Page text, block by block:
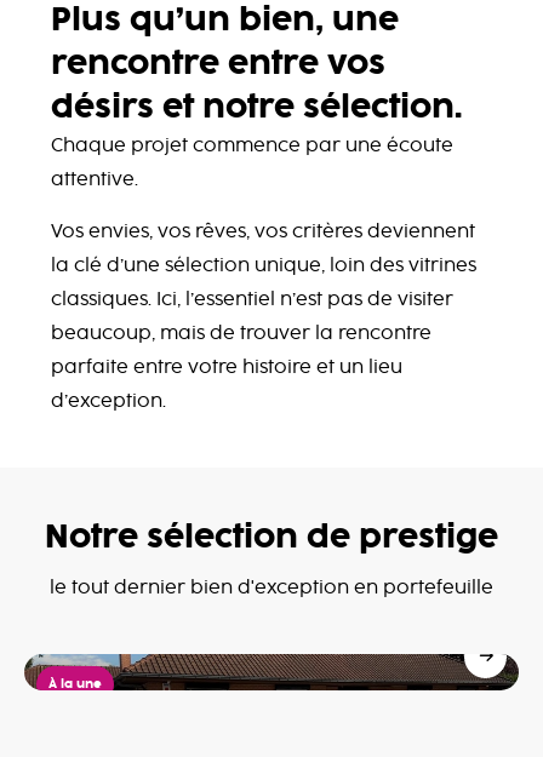
Plus qu’un bien, une
rencontre entre vos
désirs et notre sélection.
Chaque projet commence par une écoute
attentive.
Vos envies, vos rêves, vos critères deviennent
la clé d’une sélection unique, loin des vitrines
classiques. Ici, l’essentiel n’est pas de visiter
beaucoup, mais de trouver la rencontre
parfaite entre votre histoire et un lieu
d’exception.
Notre sélection de prestige
le tout dernier bien d'exception en portefeuille
À la une
Villa à Dottignies